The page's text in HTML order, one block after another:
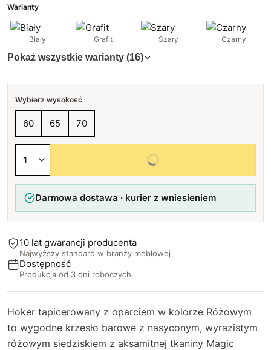
Warianty
Biały Grafit Szary Czarny
Pokaż wszystkie warianty (16)
Wybierz wysokosć
60 65 70
Wybierz wszystkie opcje
Darmowa dostawa · kurier z wniesieniem
10 lat gwarancji producenta
Najwyższy standard w branży meblowej
Dostępność
Produkcja od 3 dni roboczych
Hoker tapicerowany z oparciem w kolorze Różowym
to wygodne krzesło barowe z nasyconym, wyrazistym
różowym siedziskiem z aksamitnej tkaniny Magic